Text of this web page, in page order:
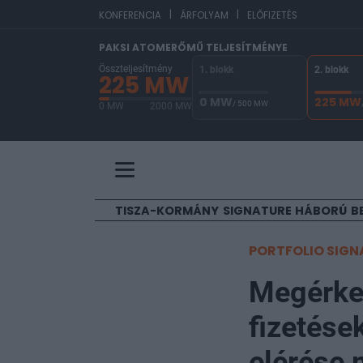
KONFERENCIA | ÁRFOLYAM | ELŐFIZETÉS
PAKSI ATOMERŐMŰ TELJESÍTMÉNYE
Összteljesítmény
225 MW
0 MW 2000 MW
1. blokk
0 MW/ 500 MW
2. blokk
225 MW
TISZA-KORMÁNY SIGNATURE HÁBORÚ
PORTFOLIO